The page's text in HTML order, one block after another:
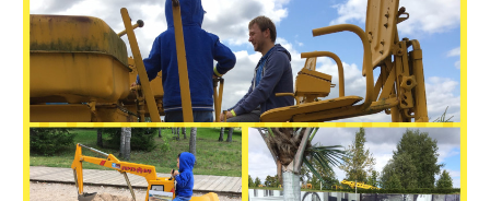
täis
Maantemuuseum